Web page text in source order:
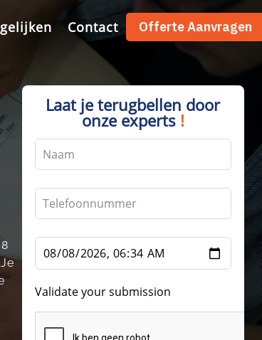
Contact Offerte Aanvragen
Laat je terugbellen door
onze experts !
Leave
this
blank
Validate your submission